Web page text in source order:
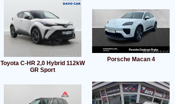
Toyota C-HR 2,0 Hybrid 112kW
GR Sport
Porsche Macan 4